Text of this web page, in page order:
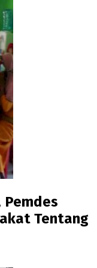
Tentang